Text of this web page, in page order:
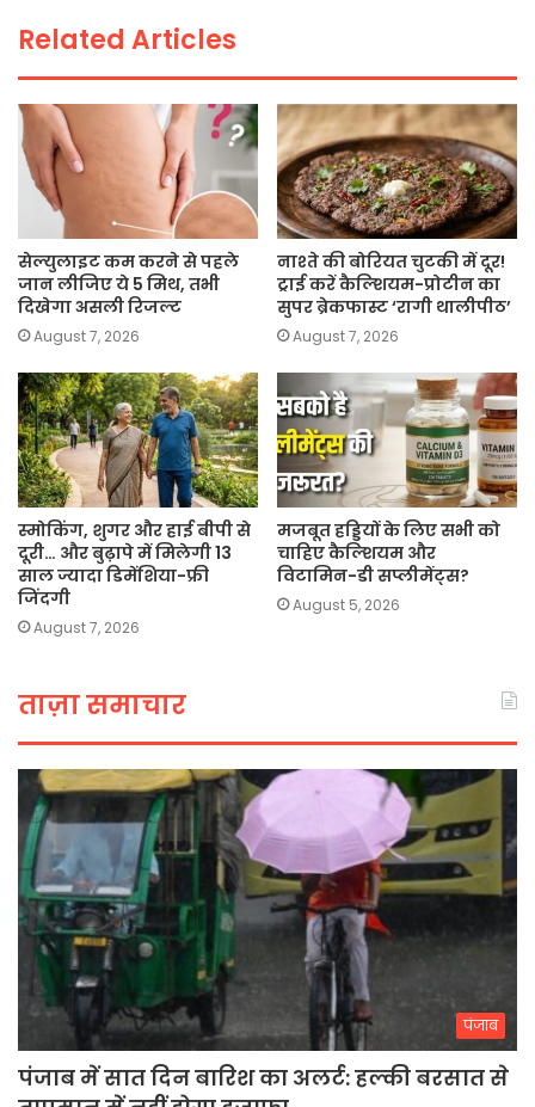
k
Related Articles
सेल्युलाइट कम करने से पहले
जान लीजिए ये 5 मिथ, तभी
दिखेगा असली रिजल्ट
August 7, 2026
नाश्ते की बोरियत चुटकी में दूर!
ट्राई करें कैल्शियम-प्रोटीन का
सुपर ब्रेकफास्ट ‘रागी थालीपीठ’
August 7, 2026
स्मोकिंग, शुगर और हाई बीपी से
दूरी… और बुढ़ापे में मिलेगी 13
साल ज्यादा डिमेंशिया-फ्री
जिंदगी
August 7, 2026
मजबूत हड्डियों के लिए सभी को
चाहिए कैल्शियम और
विटामिन-डी सप्लीमेंट्स?
August 5, 2026
ताज़ा समाचार
पंजाब
पंजाब में सात दिन बारिश का अलर्ट: हल्की बरसात से